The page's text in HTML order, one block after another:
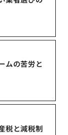
ムの苦労と
税と減税制